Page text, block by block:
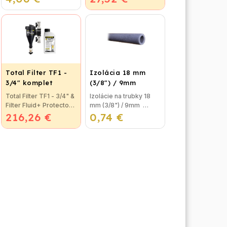
použitie pre
plastohlikové potrubie
na vodu alebo kúrenie.
kotlov. Termostat je
možné jednoducho
ku klimatizačnému...
Total Filter TF1 -
3/4" komplet
216,26 €
Total Filter TF1 - 3/4" &
Filter Fluid+ Protector
Prevratná novinka
vo filtrácií vykurovacej
Izolácia 18 mm
(3/8") / 9mm
0,74 €
Izolácie na trubky 18
mm (3/8") / 9mm
Izolácia na potrubie,
alebo izolačná pena na